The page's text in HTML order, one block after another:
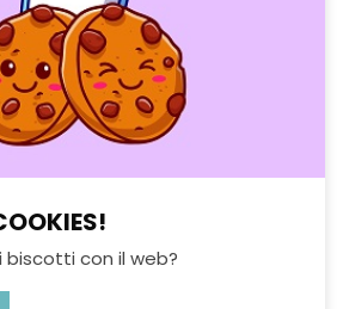
con il web?